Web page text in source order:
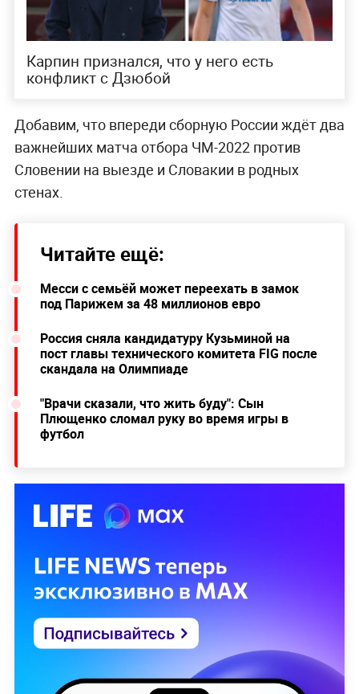
Карпин признался, что у него есть
конфликт с Дзюбой
Добавим, что впереди сборную России ждёт два
важнейших матча отбора ЧМ-2022 против
Словении на выезде и Словакии в родных
стенах.
Читайте ещё:
Месси с семьёй может переехать в замок
под Парижем за 48 миллионов евро
Россия сняла кандидатуру Кузьминой на
пост главы технического комитета FIG после
скандала на Олимпиаде
"Врачи сказали, что жить буду": Сын
Плющенко сломал руку во время игры в
футбол